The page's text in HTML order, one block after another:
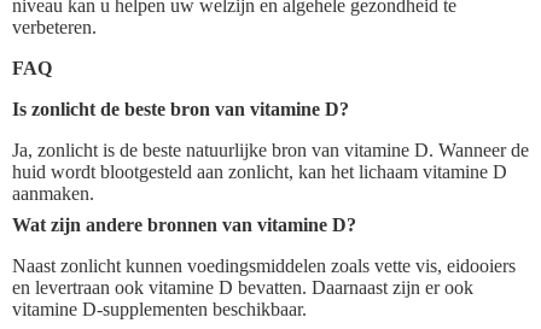
niveau kan u helpen uw welzijn en algehele gezondheid te
verbeteren.
FAQ
Is zonlicht de beste bron van vitamine D?
Ja, zonlicht is de beste natuurlijke bron van vitamine D. Wanneer de
huid wordt blootgesteld aan zonlicht, kan het lichaam vitamine D
aanmaken.
Wat zijn andere bronnen van vitamine D?
Naast zonlicht kunnen voedingsmiddelen zoals vette vis, eidooiers
en levertraan ook vitamine D bevatten. Daarnaast zijn er ook
vitamine D-supplementen beschikbaar.